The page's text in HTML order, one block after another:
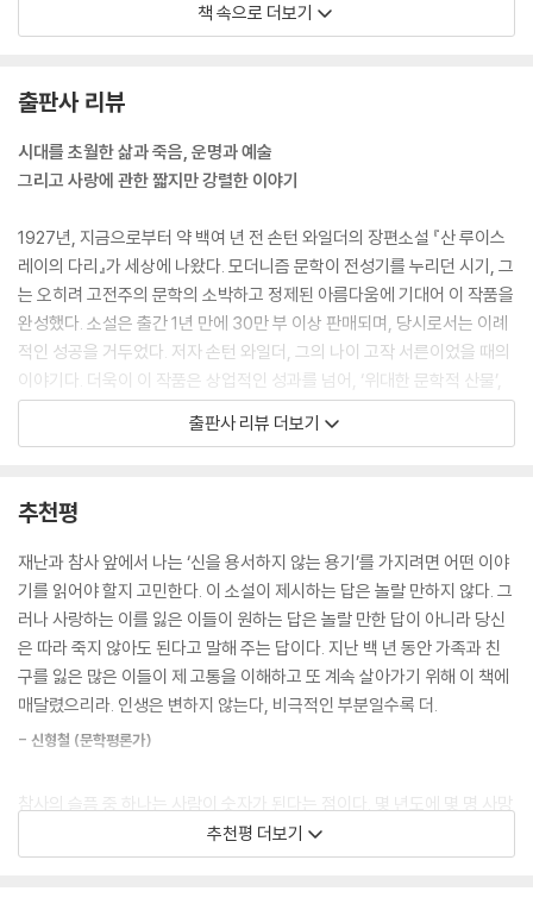
아닌지. 솜씨 좋은 의사라면 부서진 왕좌 같은 심장을 절개하다가 마침내
았고, 그 고통이 심장에 자국을 남겼습니다.”
--- pp.30-31 「몬테마요르 후작 부인」 중에서
쩌면 순전히 고통을 주기 위해 교묘하게 기교를 부린 것이 아닐까 싶었다.
문구 하나하나가 후작 부인의 눈으로 들어가서 이해와 용서로 조심스럽게
포장된 다음 가슴에 스며들었다. 마침내 그녀는 일어나, 동정하는 듯한 라
마들을 부드럽게 쫓아내고 진지한 얼굴로 성지로 돌아갔다.
--- p.64 「몬테마요르 후작 부인」 중에서
그러나 그의 의지와 상상력이 맥을 못 출 만큼 여자에게 단단히 빠져든 것
은 처음이었다. 그래서 사랑과 쾌락을 분리할 수 있는, 단순한 성격의 장점
을 잃어버렸다. 이제 쾌락은 음식을 먹는 것처럼 단순하지 않았다. 사랑 때
대한 극적인 생각 외에는 아무것도 안중에 없는 상태에 접어들었다.
그는 세상 사람들을 두 부류로 나누었다. 사랑을 해 본 사람과 해 보지 못한
사람이었다. 그것은 지독한 오만이었다. 사랑할 능력이 없는 사람들(더 정
확하게는 사랑의 고통을 느낄 능력이 없는 사람들)은 살아 있다고 말할 수
없고, 사후에도 다시 살지 못할 것이 분명하다고 주장하는 것이니 말이다.
--- pp.160-161 「피오 아저씨」 중에서
에서 함께 웃으며 거닐다 헤어질 때 포옹하는 사람들, 미소 가득한 얼굴로
함께 만찬을 즐기는 사람들을 보며, 믿기 힘들겠지만, 그들이 그런 친밀감
으로부터 엄청난 만족을 얻고 있다고 상상했다.
책 속으로 더보기
출판사 리뷰
시대를 초월한 삶과 죽음, 운명과 예술
그리고 사랑에 관한 짧지만 강렬한 이야기
1927년, 지금으로부터 약 백여 년 전 손턴 와일더의 장편소설 『산 루이스
레이의 다리』가 세상에 나왔다. 모더니즘 문학이 전성기를 누리던 시기, 그
는 오히려 고전주의 문학의 소박하고 정제된 아름다움에 기대어 이 작품을
완성했다. 소설은 출간 1년 만에 30만 부 이상 판매되며, 당시로서는 이례
적인 성공을 거두었다. 저자 손턴 와일더, 그의 나이 고작 서른이었을 때의
이야기다. 더욱이 이 작품은 상업적인 성과를 넘어, ‘위대한 문학적 산물’,
‘문장가들의 교과서’, ‘현시대 최고의 작품’이라는 찬사를 받으며, 1928년
퓰리처상 소설 부문을 수상하는 데까지 이른다. 당시 퓰리처상은 미국적인
학사에 한 획을 그었다고 말해도 과언이 아닌 역작이 탄생한 순간이었다.
『산 루이스 레이의 다리』는 한국에서도 1958년 출판사 신양사에서 『운명
의 다리』로 처음 소개되었으나 이후 절판과 재출간을 거듭한 끝에 2025년
클레이하우스에서 네 번째로 새롭게 번역 출간된다. 유달리 반복되는 재난
과 참사 속에서 한국 사회는 지난 상처를 극복하기도 전에 다시 상처를 새
기는 일을 거듭하고 있다. 피 흘리는 채로도 앞으로 나아가야만 하는 것이
삶이라는 굴레의 본질이기에 우리는 백년에 가까운 시간을 거슬러 다시 한
번 이 책을 읽어보려 한다. 새롭게 소개되는 이번 『산 루이스 레이의 다리』
하고 섬세한 번역과, 자신의 인생책이라고 밝혔던 신형철 문학평론가의 해
제를 붙여 우리가 여전히 이 책을 다시 읽어야 할 명료한 이유를 더했다.
출판사 리뷰 더보기
추천평
재난과 참사 앞에서 나는 ‘신을 용서하지 않는 용기’를 가지려면 어떤 이야
기를 읽어야 할지 고민한다. 이 소설이 제시하는 답은 놀랄 만하지 않다. 그
러나 사랑하는 이를 잃은 이들이 원하는 답은 놀랄 만한 답이 아니라 당신
은 따라 죽지 않아도 된다고 말해 주는 답이다. 지난 백 년 동안 가족과 친
구를 잃은 많은 이들이 제 고통을 이해하고 또 계속 살아가기 위해 이 책에
매달렸으리라. 인생은 변하지 않는다, 비극적인 부분일수록 더.
- 신형철 (문학평론가)
참사의 슬픔 중 하나는 사람이 숫자가 된다는 점이다. 몇 년도에 몇 명 사망
이라는 서늘한 통계에 흡수된 사람들은, 그러나 언젠가 이야기로 구출된
다. 『산 루이스 레이의 다리』는 그 아름다운 본보기다. 희생자의 면면들, 욕
추천평 더보기